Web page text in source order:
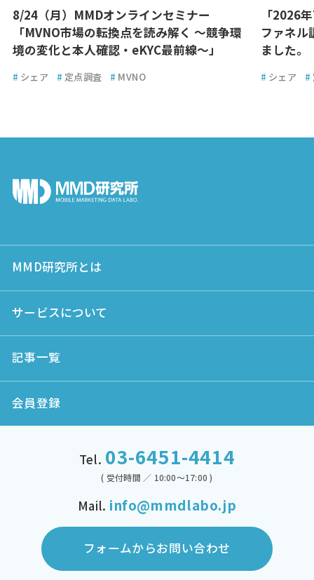
8/24（月）MMDオンラインセミナー
「MVNO市場の転換点を読み解く ～競争環
境の変化と本人確認・eKYC最前線～」
# シェア # 定点調査 # MVNO
「2026
ファネル
ました。
# シェア #
MMD研究所とは
サービスについて
記事一覧
会員登録
Tel. 03-6451-4414
( 受付時間 ／ 10:00～17:00 )
Mail. info@mmdlabo.jp
フォームからお問い合わせ